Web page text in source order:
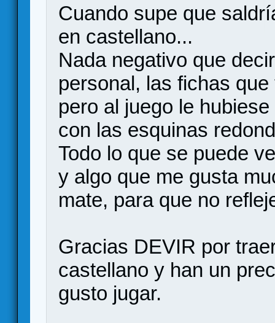
Cuando supe que
en castellano...
Nada negativo que
personal, las fichas
pero al juego le
con las esquinas
Todo lo que se puede
y algo que me gusta
mate, para que no
Gracias DEVIR por
castellano y han un
gusto jugar.